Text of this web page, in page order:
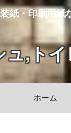
紙・印刷用紙
,ト
ホーム